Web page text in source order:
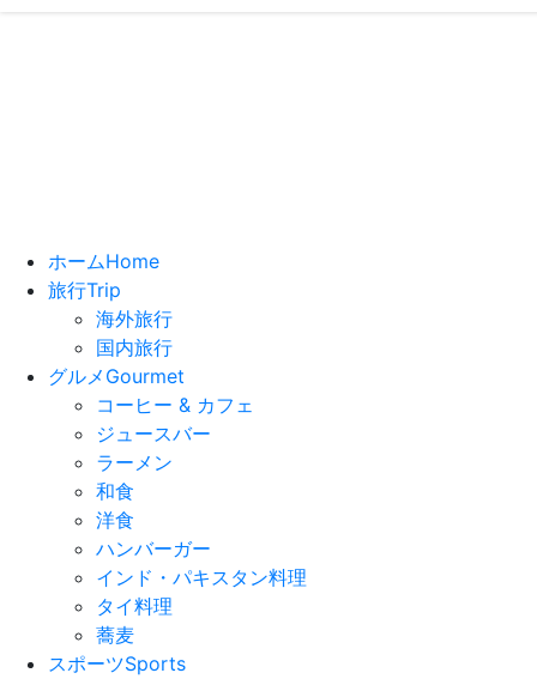
ホームHome
旅行Trip
海外旅行
国内旅行
グルメ Gourmet
コーヒー & カフェ
ジュースバー
ラーメン
和食
洋食
ハンバーガー
インド・パキスタン料理
タイ料理
蕎麦
スポーツSports